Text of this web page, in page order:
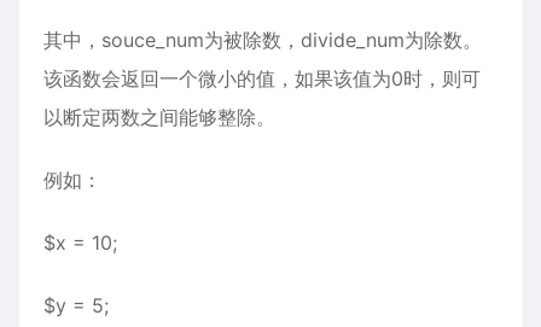
其中，souce_num为被除数，divide_num为除数。
该函数会返回一个微小的值，如果该值为0时，则可
以断定两数之间能够整除。
例如：
$x = 10;
$y = 5;